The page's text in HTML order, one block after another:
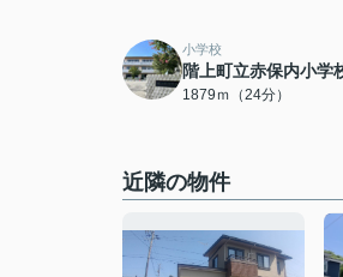
小学校
階上町立赤保内小学
1879ｍ（24分）
近隣の物件